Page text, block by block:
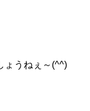
ょうねぇ～(^^)